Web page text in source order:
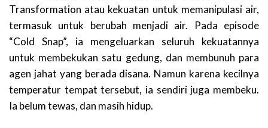
Transformation atau kekuatan untuk memanipulasi air,
termasuk untuk berubah menjadi air. Pada episode
“Cold Snap”, ia mengeluarkan seluruh kekuatannya
untuk membekukan satu gedung, dan membunuh para
agen jahat yang berada disana. Namun karena kecilnya
temperatur tempat tersebut, ia sendiri juga membeku.
Ia belum tewas, dan masih hidup.